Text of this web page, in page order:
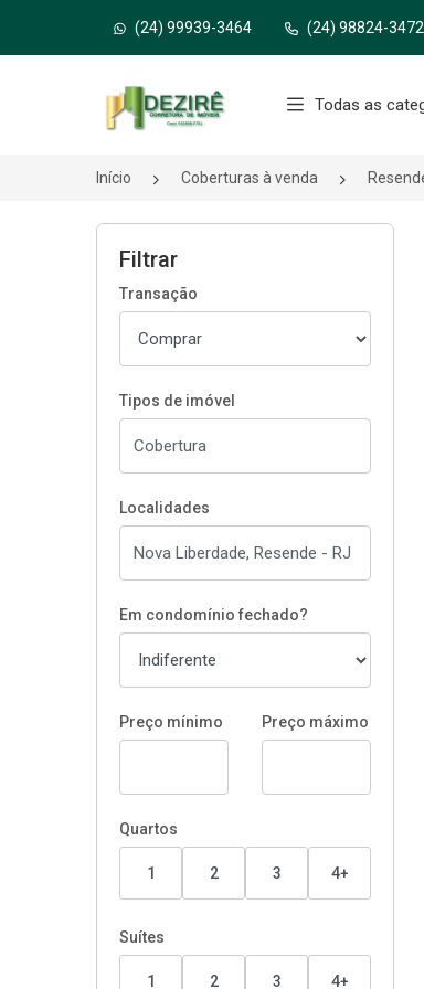
(24) 99939-3464 (24) 98824-3472
Página inicial
Todas as
Início Coberturas à venda
Filtrar
Transação
Tipos de imóvel
Localidades
Em condomínio fechado?
Preço mínimo Preço máximo
Quartos
1 2 3 4+
Suítes
1 2 3 4+